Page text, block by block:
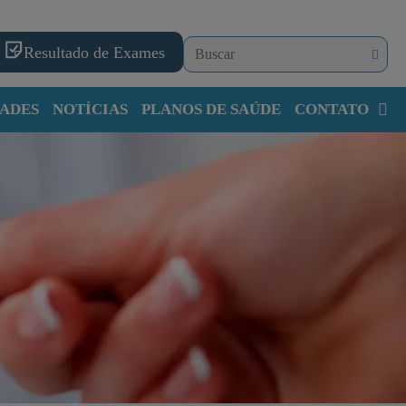
Resultado de Exames
NOTÍCIAS PLANOS DE SAÚDE CONTATO